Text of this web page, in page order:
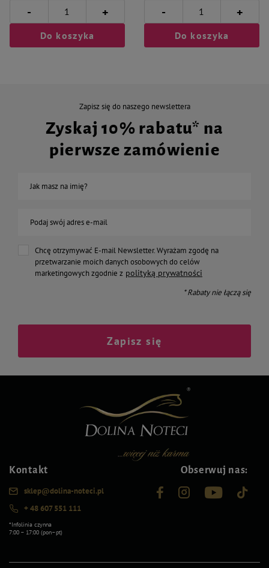
- +
Do koszyka
- +
Do koszyka
Zapisz się do naszego newslettera
Zyskaj 10% rabatu* na
pierwsze zamówienie
Jak masz na imię?
Podaj swój adres e-mail
Chcę otrzymywać E-mail Newsletter. Wyrażam zgodę na
przetwarzanie moich danych osobowych do celów
marketingowych zgodnie z polityką prywatności
* Rabaty nie łączą się
Zapisz się
Kontakt
sklep@dolina-noteci.pl
+ 48 607 551 111
*Infolinia czynna
7:00 – 17:00 (pon–pt)
Obserwuj nas: